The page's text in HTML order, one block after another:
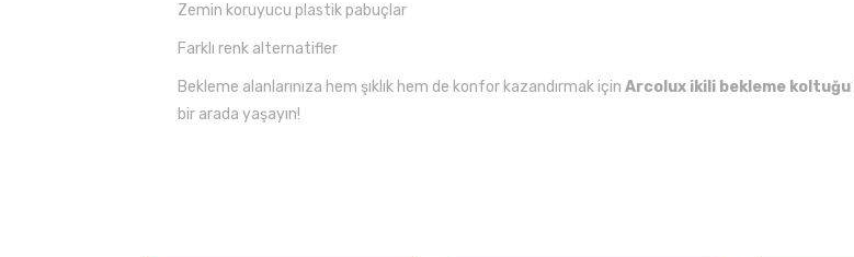
Zemin koruyucu plastik pabuçlar
Farklı renk alternatifler
Bekleme alanlarınıza hem şıklık hem de konfor kazandırmak için Arcolux ikili bekleme koltuğu
bir arada yaşayın!